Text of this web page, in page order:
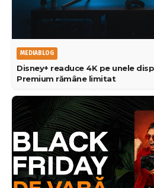
MEDIABLOG
Disney+ readuce 4K pe unele
Premium rămâne limitat